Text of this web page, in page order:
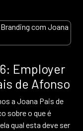
Employer
de Afonso
a Joana Pais de
sobre o que é
qual esta deve ser